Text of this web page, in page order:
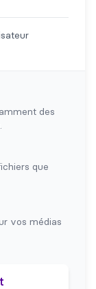
des
que
vos médias